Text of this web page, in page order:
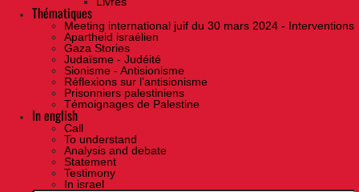
Thématiques
Meeting international juif du 30 mars 2024 - Interventions
Apartheid israélien
Gaza Stories
Judaïsme - Judéité
Sionisme - Antisionisme
Réflexions sur l’antisionisme
Prisonniers palestiniens
Témoignages de Palestine
In english
Call
To understand
Analysis and debate
Statement
Testimony
In israel